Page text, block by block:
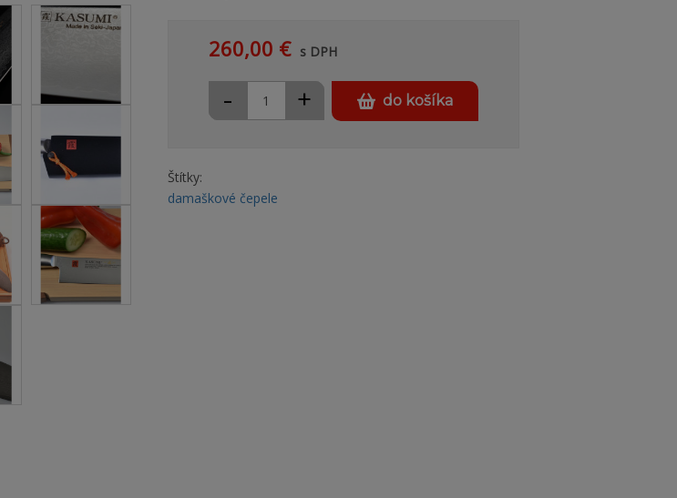
260,00 € s DPH
+
- do košíka
Štítky:
damaškové čepele